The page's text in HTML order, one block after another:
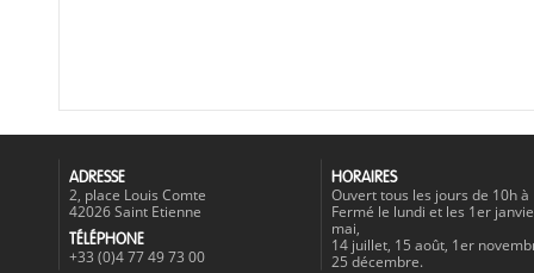
ADRESSE
2, place Louis Comte
42026 Saint Etienne
TÉLÉPHONE
+33 (0)4 77 49 73 00
HORAIRES
Ouvert tous les jours de 10h à
Fermé le lundi et les 1er
mai,
14 juillet, 15 août, 1er
25 décembre.